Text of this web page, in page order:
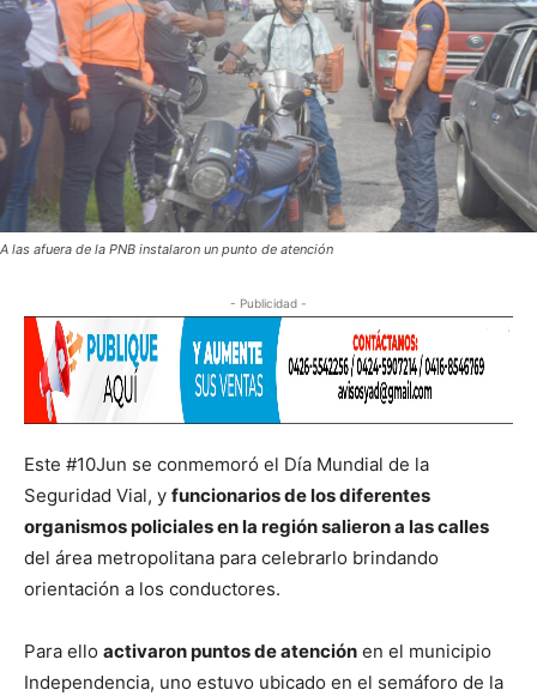
A las afuera de la PNB instalaron un punto de atención
- Publicidad -
Este #10Jun se conmemoró el Día Mundial de la
Seguridad Vial, y funcionarios de los diferentes
organismos policiales en la región salieron a las calles
del área metropolitana para celebrarlo brindando
orientación a los conductores.
Para ello activaron puntos de atención en el municipio
Independencia, uno estuvo ubicado en el semáforo de la